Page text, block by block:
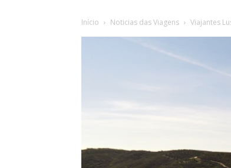
Início Noticias das Viagens Viajantes